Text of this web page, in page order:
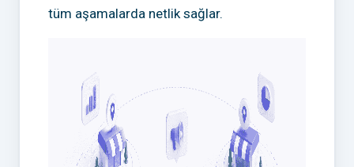
tüm aşamalarda netlik sağlar.